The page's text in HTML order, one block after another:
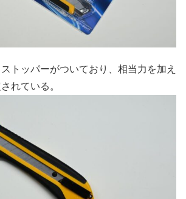
トッパーがついており、相当力を加え
れている。